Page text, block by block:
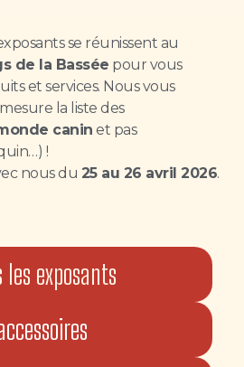
se réunissent au
de la Bassée pour vous
et services. Nous vous
la liste des
canin et pas
!
nous du 25 au 26 avril 2026.
les exposants